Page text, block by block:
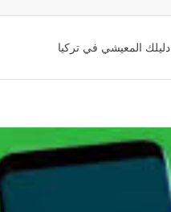
دليلك المعيشي في تركيا